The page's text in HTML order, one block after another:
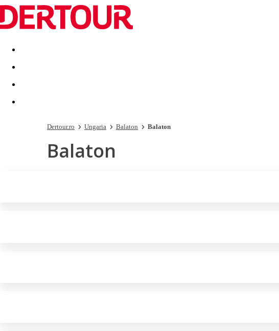
Destinatii Vacanta perfecta OFERTE DE NERATAT
Dertour.ro Ungaria Balaton Balaton
Balaton